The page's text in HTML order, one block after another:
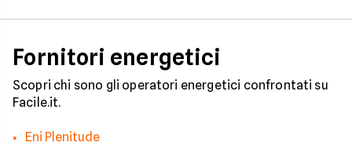
considerazione per
Fornitori energetici
Scopri chi sono gli operatori energetici confrontati su
Facile.it.
Eni Plenitude